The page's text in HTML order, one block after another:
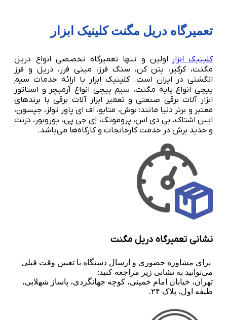
تعمیرگاه دریل مگنت کلینیک ابزار
کلینیک ابزار اولین و تنها تعمیرگاه تخصصی انواع دریل
مگنت، کرگیر، بتن کن، سنگ فرز، مینی فرز، دریل و فرز
انگشتی در ایران است. کلینیک ابزار با ارائه خدمات سیم
پیچی انواع پایه مگنت، سیم پیچی انواع آرمیچر و استاتور
ابزار آلات برقی صنعتی و تعمیر ابزار آلات برقی با برندهای
معتبر و برتر دنیا مانند: بوش، متابو، اف ای پاور تولز، جپسون،
ایبن اشتاک، بی دی اس، پروموتک، اِی جی پی، یوروبور، دزنت
و حدید برش در خدمت کارخانجات و کارگاه‌ها می‌باشد.
نشانی تعمیرگاه دریل مگنت
برای مشاوره حضوری و ارسال دستگاه با تعیین وقت قبلی
می‌توانید به نشانی زیر مراجعه کنید:
تهران، خیابان امام خمینی، کوچه جهانگردی، پاساژ شهلایی،
طبقه اول، پلاک ۲۴.